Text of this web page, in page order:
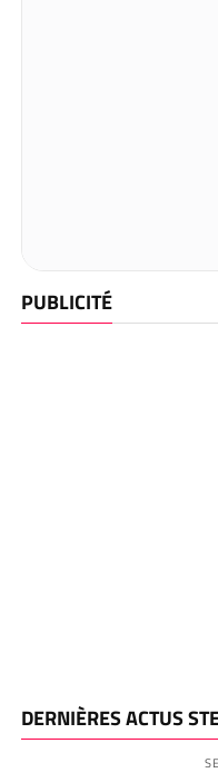
PUBLICITÉ
DERNIÈRES ACTUS